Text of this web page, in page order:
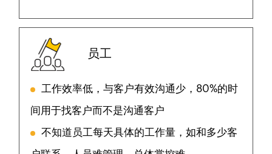
员工
工作效率低，与客户有效沟通少，80%的时
间用于找客户而不是沟通客户
不知道员工每天具体的工作量，如和多少客